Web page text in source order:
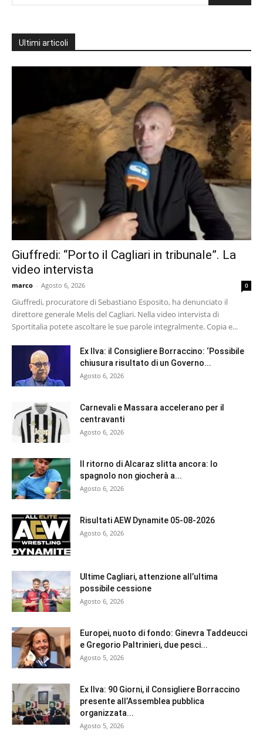
Ultimi articoli
Giuffredi: “Porto il Cagliari in tribunale”. La
video intervista
marco - Agosto 6, 2026 0
Giuffredi, procuratore di Sebastiano Esposito, ha denunciato il
direttore generale Melis del Cagliari. Nella video intervista di
Sportitalia potete ascoltare le sue parole integralmente. Copia e...
Ex Ilva: il Consigliere Borraccino: ‘Possibile
chiusura risultato di un Governo...
Agosto 6, 2026
Carnevali e Massara accelerano per il
centravanti
Agosto 6, 2026
Il ritorno di Alcaraz slitta ancora: lo
spagnolo non giocherà a...
Agosto 6, 2026
Risultati AEW Dynamite 05-08-2026
Agosto 6, 2026
Ultime Cagliari, attenzione all’ultima
possibile cessione
Agosto 6, 2026
Europei, nuoto di fondo: Ginevra Taddeucci
e Gregorio Paltrinieri, due pesci...
Agosto 5, 2026
Ex Ilva: 90 Giorni, il Consigliere Borraccino
presente all’Assemblea pubblica
organizzata...
Agosto 5, 2026